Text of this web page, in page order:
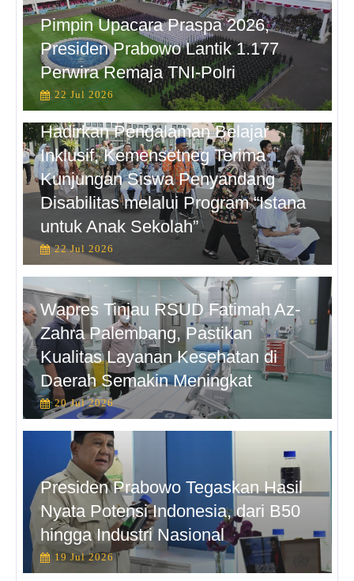
Pimpin Upacara Praspa 2026,
Presiden Prabowo Lantik 1.177
Perwira Remaja TNI-Polri
22 Jul 2026
Hadirkan Pengalaman Belajar
Inklusif, Kemensetneg Terima
Kunjungan Siswa Penyandang
Disabilitas melalui Program “Istana
untuk Anak Sekolah”
22 Jul 2026
Wapres Tinjau RSUD Fatimah Az-
Zahra Palembang, Pastikan
Kualitas Layanan Kesehatan di
Daerah Semakin Meningkat
20 Jul 2026
Presiden Prabowo Tegaskan Hasil
Nyata Potensi Indonesia, dari B50
hingga Industri Nasional
19 Jul 2026